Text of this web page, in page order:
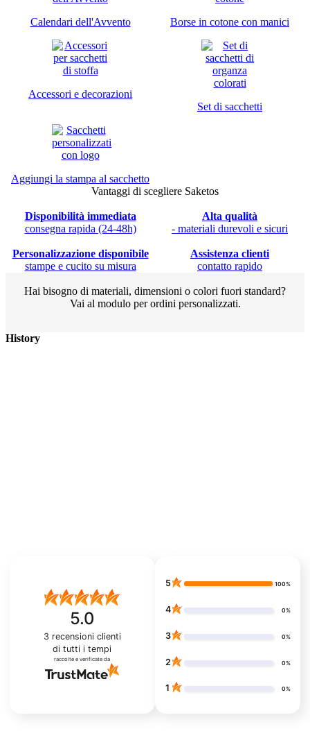
Calendari dell'Avvento Borse in cotone con manici
Accessori e decorazioni
Set di sacchetti
Aggiungi la stampa al sacchetto
Vantaggi di scegliere Saketos
Disponibilità immediata
consegna rapida (24-48h)
Alta qualità
- materiali durevoli e sicuri
Personalizzazione disponibile
stampe e cucito su misura
Assistenza clienti
contatto rapido
Hai bisogno di materiali, dimensioni o colori fuori standard?
Vai al modulo per ordini personalizzati.
History
5.0
3 recensioni clienti
di tutti i tempi
raccolte e verificate da
5 100%
4 0%
3 0%
2 0%
1 0%